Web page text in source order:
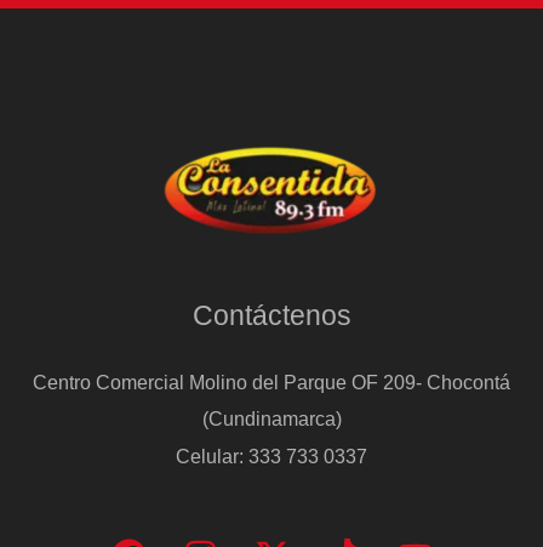
Contáctenos
Centro Comercial Molino del Parque OF 209- Chocontá
(Cundinamarca)
Celular: 333 733 0337